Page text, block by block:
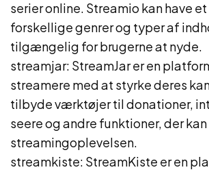
serier online. Streamio kan have
forskellige genrer og typer af
tilgængelig for brugerne at nyde.
streamjar: StreamJar er en
streamere med at styrke deres
tilbyde værktøjer til donationer,
seere og andre funktioner, der
streamingoplevelsen.
streamkiste: StreamKiste er en